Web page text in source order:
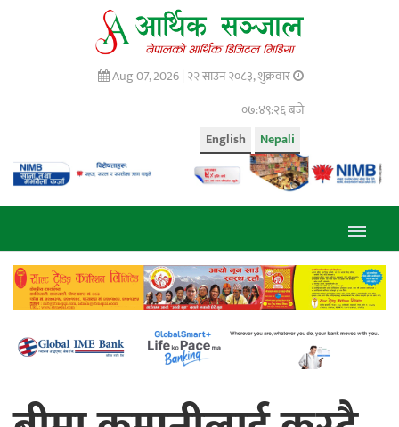
Aug 07, 2026 | २२ साउन २०८३, शुक्रवार
०७:४९:२७ बजे
Nepali
English